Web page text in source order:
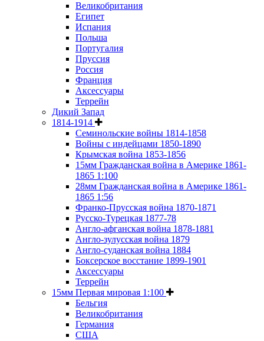
Великобритания
Египет
Испания
Польша
Португалия
Пруссия
Россия
Франция
Аксессуары
Террейн
Дикий Запад
1814-1914
Семинольские войны 1814-1858
Войны с индейцами 1850-1890
Крымская война 1853-1856
15мм Гражданская война в Америке 1861-
1865 1:100
28мм Гражданская война в Америке 1861-
1865 1:56
Франко-Прусская война 1870-1871
Русско-Турецкая 1877-78
Англо-афганская война 1878-1881
Англо-зулусская война 1879
Англо-суданская война 1884
Боксерское восстание 1899-1901
Аксессуары
Террейн
15мм Первая мировая 1:100
Бельгия
Великобритания
Германия
США